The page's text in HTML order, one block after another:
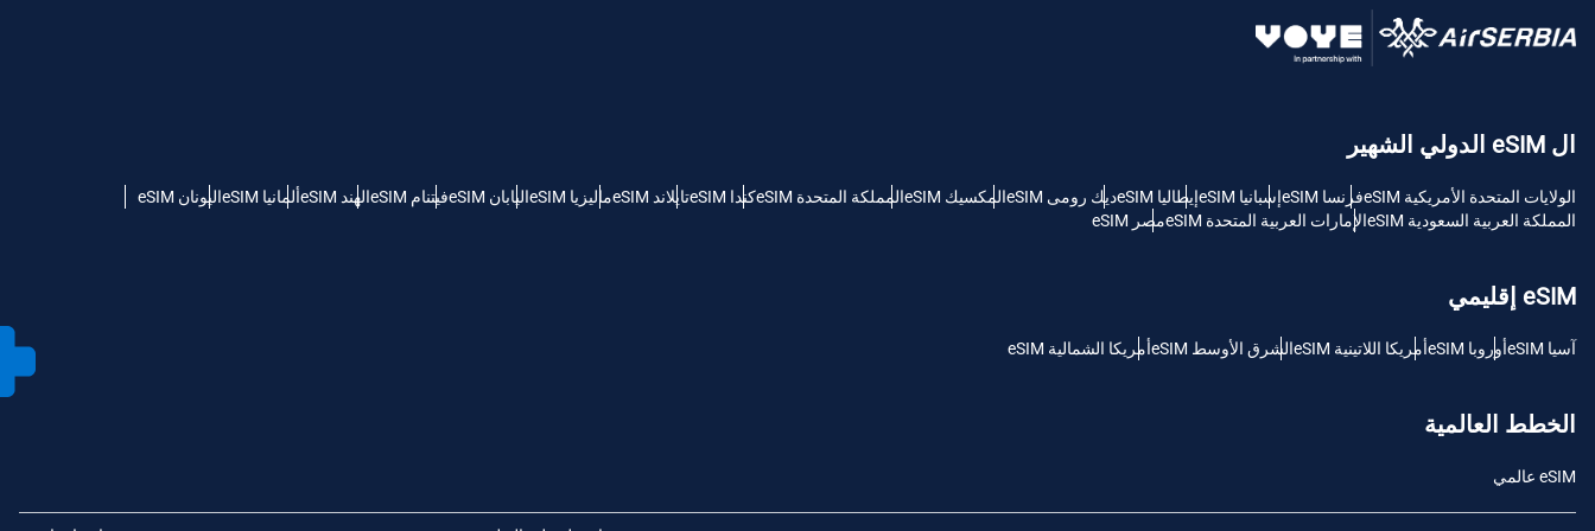
ال eSIM الدولي الشهير
الولايات المتحدة الأمريكية eSIM فرنسا eSIM إسبانيا eSIM إيطاليا eSIM ديك رومى eSIM المكسيك eSIM المملكة المتحدة eSIM كندا eSIM تايلاند eSIM ماليزيا eSIM اليابان eSIM فيتنام eSIM الهند eSIM ألمانيا eSIM
اليونان eSIM
المملكة العربية السعودية eSIM
الإمارات العربية المتحدة eSIM مصر eSIM
eSIM إقليمي
آسيا eSIM أوروبا eSIM أمريكا اللاتينية eSIM الشرق الأوسط eSIM أمريكا الشمالية eSIM
الخطط العالمية
eSIM عالمي
Deutsch
简体中文
JPY - ين ياباني